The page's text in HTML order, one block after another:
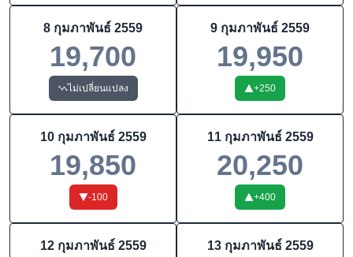
8 กุมภาพันธ์ 2559
19,700
ไม่เปลี่ยนแปลง
9 กุมภาพันธ์ 2559
19,950
+250
10 กุมภาพันธ์ 2559
19,850
-100
11 กุมภาพันธ์ 2559
20,250
+400
12 กุมภาพันธ์ 2559 13 กุมภาพันธ์ 2559